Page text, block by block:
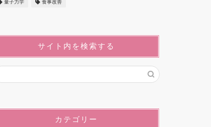
量子力学 食事改善
サイト内を検索する
カテゴリー